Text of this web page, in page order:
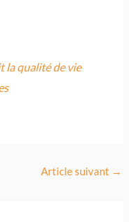
la qualité de vie
Article suivant →